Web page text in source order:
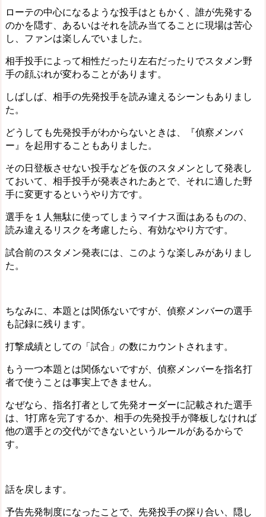
ローテの中心になるような投手はともかく、誰が先発する
のかを隠す、あるいはそれを読み当てることに現場は苦心
し、ファンは楽しんでいました。
相手投手によって相性だったり左右だったりでスタメン野
手の顔ぶれが変わることがあります。
しばしば、相手の先発投手を読み違えるシーンもありまし
た。
どうしても先発投手がわからないときは、『偵察メンバ
ー』を起用することもありました。
その日登板させない投手などを仮のスタメンとして発表し
ておいて、相手投手が発表されたあとで、それに適した野
手に変更するというやり方です。
選手を１人無駄に使ってしまうマイナス面はあるものの、
読み違えるリスクを考慮したら、有効なやり方です。
試合前のスタメン発表には、このような楽しみがありまし
た。
ちなみに、本題とは関係ないですが、偵察メンバーの選手
も記録に残ります。
打撃成績としての「試合」の数にカウントされます。
もう一つ本題とは関係ないですが、偵察メンバーを指名打
者で使うことは事実上できません。
なぜなら、指名打者として先発オーダーに記載された選手
は、1打席を完了するか、相手の先発投手が降板しなければ
他の選手との交代ができないというルールがあるからで
す。
話を戻します。
予告先発制度になったことで、先発投手の探り合い、隠し